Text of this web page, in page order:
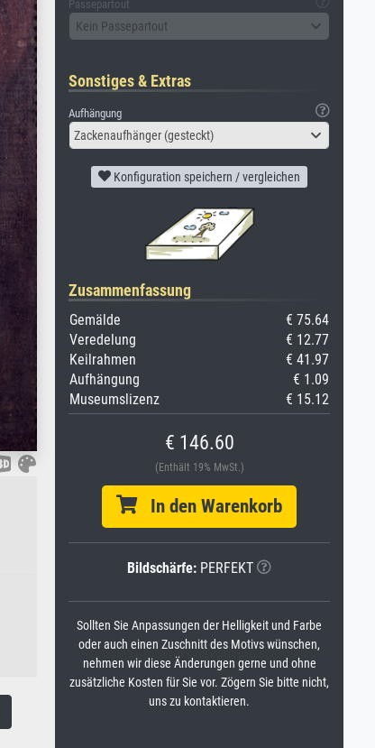
Passepartout
Kein Passepartout
Sonstiges & Extras
Aufhängung
Zackenaufhänger (gesteckt)
Konfiguration speichern / vergleichen
Zusammenfassung
Gemälde
€ 75.64
Veredelung
€ 12.77
Keilrahmen
€ 41.97
Aufhängung
€ 1.09
Museumslizenz
€ 15.12
€ 146.60
(Enthält 19% MwSt.)
In den Warenkorb
Bildschärfe: PERFEKT
Sollten Sie Anpassungen der Helligkeit und Farbe
oder auch einen Zuschnitt des Motivs wünschen,
nehmen wir diese Änderungen gerne und ohne
zusätzliche Kosten für Sie vor. Zögern Sie bitte nicht,
uns zu kontaktieren.